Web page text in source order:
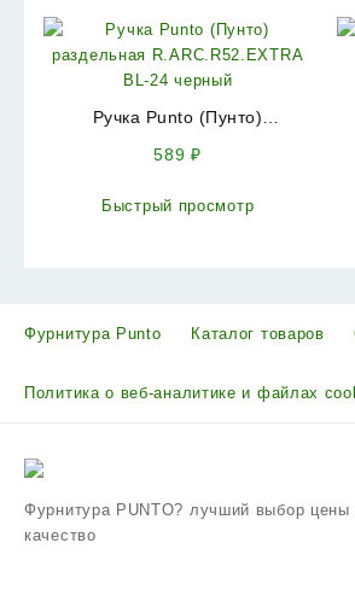
Ручка Punto (Пунто)
589₽
Быстрый просмотр
Фурнитура Punto Каталог товаров
Политика о веб-аналитике и файлах
Фурнитура PUNTO? лучший выбор цены
качество